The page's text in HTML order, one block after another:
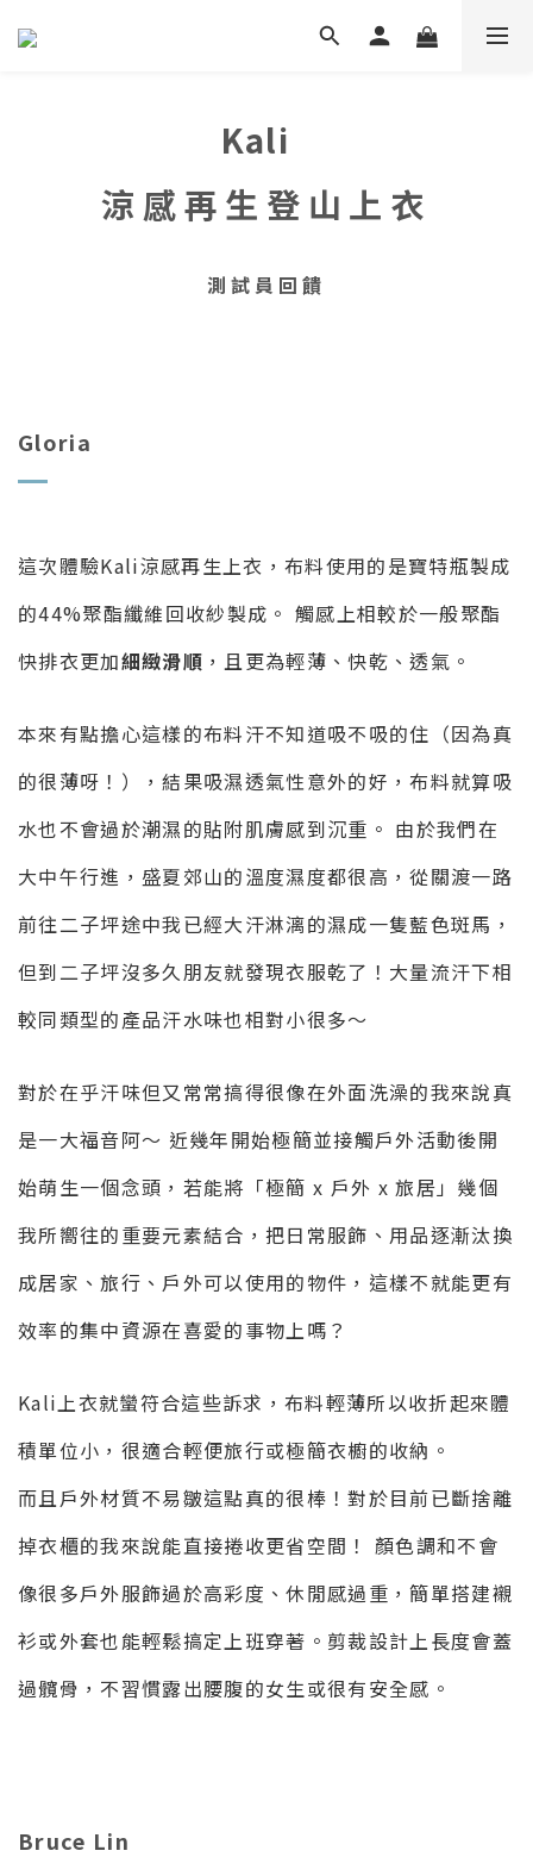
Kali
涼感再生登山上衣
測試員回饋
Gloria
這次體驗Kali涼感再生上衣，布料使用的是寶特瓶製成
的44%聚酯纖維回收紗製成。 觸感上相較於一般聚酯
快排衣更加細緻滑順 ，且更為輕薄、快乾、透氣。
本來有點擔心這樣的布料汗不知道吸不吸的住（因為真
的很薄呀！），結果吸濕透氣性意外的好，布料就算吸
水也不會過於潮濕的貼附肌膚感到沉重。 由於我們在
大中午行進，盛夏郊山的溫度濕度都很高，從關渡一路
前往二子坪途中我已經大汗淋漓的濕成一隻藍色斑馬，
但到二子坪沒多久朋友就發現衣服乾了！大量流汗下相
較同類型的產品汗水味也相對小很多～
對於在乎汗味但又常常搞得很像在外面洗澡的我來說真
是一大福音阿～ 近幾年開始極簡並接觸戶外活動後開
始萌生一個念頭，若能將「極簡 x 戶外 x 旅居」幾個
我所嚮往的重要元素結合，把日常服飾、用品逐漸汰換
成居家、旅行、戶外可以使用的物件，這樣不就能更有
效率的集中資源在喜愛的事物上嗎？
Kali上衣就蠻符合這些訴求，布料輕薄所以收折起來體
積單位小，很適合輕便旅行或極簡衣櫥的收納。
而且戶外材質不易皺這點真的很棒！對於目前已斷捨離
掉衣櫃的我來說能直接捲收更省空間！ 顏色調和不會
像很多戶外服飾過於高彩度、休閒感過重，簡單搭建襯
衫或外套也能輕鬆搞定上班穿著。剪裁設計上長度會蓋
過髖骨，不習慣露出腰腹的女生或很有安全感。
Bruce Lin